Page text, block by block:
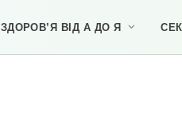
ЗДОРОВ’Я ВІД А ДО Я